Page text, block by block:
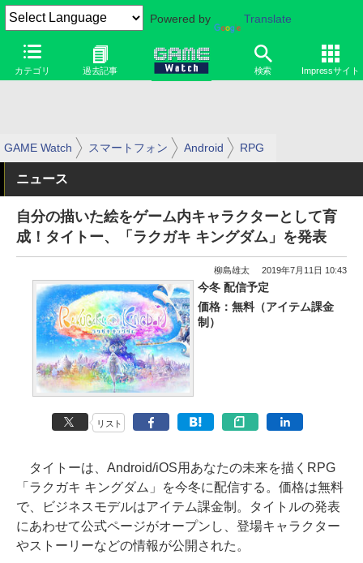
Powered by Translate
カテゴリ 過去記事 検索 Impressサイト
GAME Watch スマートフォン Android RPG
ニュース
自分の描いた絵をゲーム内キャラクターとして育
成！タイトー、「ラクガキ キングダム」を発表
柳島雄太 2019年7月11日 10:43
今冬 配信予定
価格：無料（アイテム課金
制）
リスト
タイトーは、Android/iOS用あなたの未来を描くRPG
「ラクガキ キングダム」を今冬に配信する。価格は無料
で、ビジネスモデルはアイテム課金制。タイトルの発表
にあわせて公式ページがオープンし、登場キャラクター
やストーリーなどの情報が公開された。